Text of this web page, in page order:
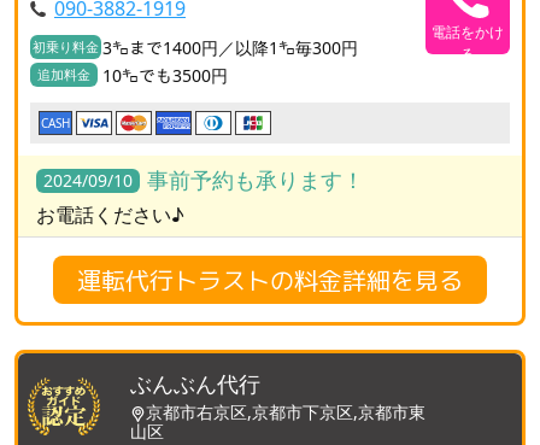
090-3882-1919
初乗り料金 3㌔まで1400円／以降1㌔毎300円
追加料金 10㌔でも3500円
電話をかけ
る
CASH
2024/09/10 事前予約も承ります！
お電話ください♪
運転代行トラストの料金詳細を見る
ぶんぶん代行
京都市右京区,京都市下京区,京都市東
山区